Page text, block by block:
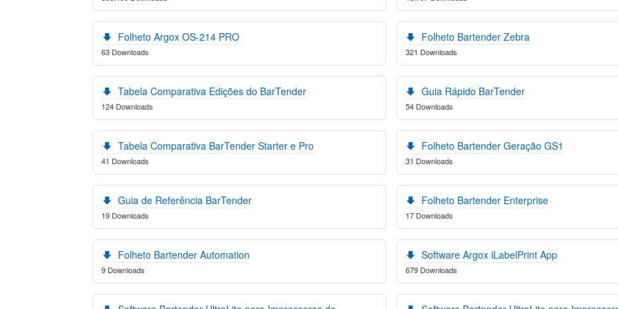
Folheto Argox OS-214 PRO
63 Downloads
Folheto Bartender Zebra
321 Downloads
Tabela Comparativa Edições do BarTender
124 Downloads
Guia Rápido BarTender
54 Downloads
Tabela Comparativa BarTender Starter e Pro
41 Downloads
Folheto Bartender Geração GS1
31 Downloads
Guia de Referência BarTender
19 Downloads
Folheto Bartender Enterprise
17 Downloads
Folheto Bartender Automation
9 Downloads
Software Argox iLabelPrint App
679 Downloads